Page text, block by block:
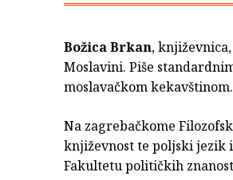
Božica Brkan,
Moslavini. Piše
moslavačkom kekavštinom.
Na zagrebačkome
književnost te poljski jezik
Fakultetu političkih